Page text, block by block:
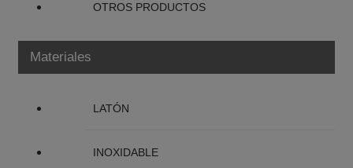
OTROS PRODUCTOS
Materiales
LATÓN
INOXIDABLE